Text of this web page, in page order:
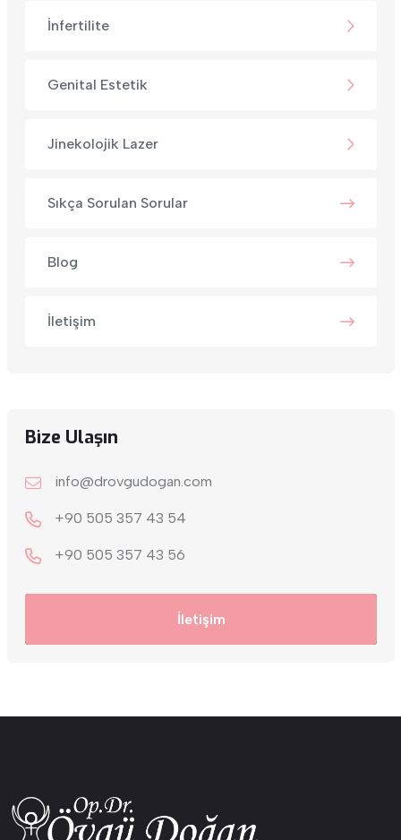
İnfertilite
Genital Estetik
Jinekolojik Lazer
Sıkça Sorulan Sorular
Blog
İletişim
Bize Ulaşın
info@drovgudogan.com
+90 505 357 43 54
+9‎0 505 357 43 56
İletişim